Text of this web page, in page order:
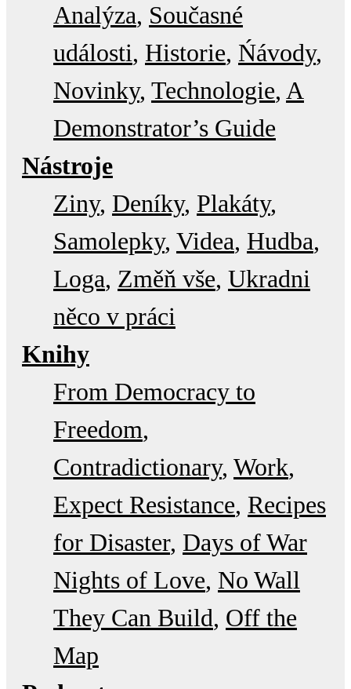
Analýza Současné
události Historie Ńávody
Novinky Technologie A
Demonstrator’s Guide
Nástroje
Ziny Deníky Plakáty
Samolepky Videa Hudba
Loga Změň vše Ukradni
něco v práci
Knihy
From Democracy to
Freedom
Contradictionary Work
Expect Resistance Recipes
for Disaster Days of War
Nights of Love No Wall
They Can Build Off the
Map